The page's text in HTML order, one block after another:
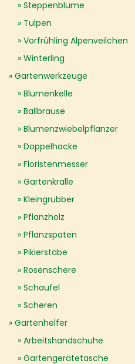
Steppenblume
Tulpen
Vorfrühling Alpenveilchen
Winterling
Gartenwerkzeuge
Blumenkelle
Ballbrause
Blumenzwiebelpflanzer
Doppelhacke
Floristenmesser
Gartenkralle
Kleingrubber
Pflanzholz
Pflanzspaten
Pikierstäbe
Rosenschere
Schaufel
Scheren
Gartenhelfer
Arbeitshandschuhe
Gartengerätetasche